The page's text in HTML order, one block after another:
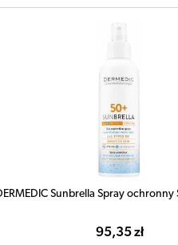
DERMEDIC Sunbrella Mleczko
68,38 zł